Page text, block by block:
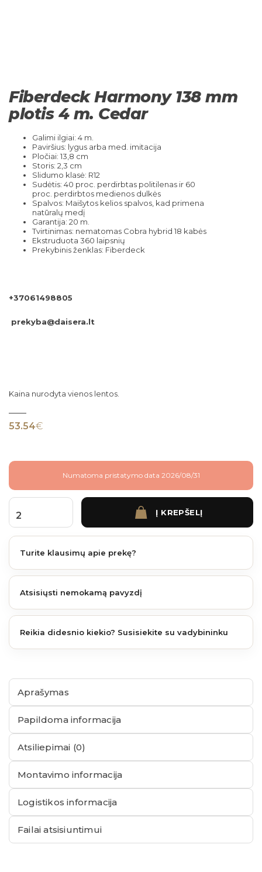
Fiberdeck Harmony 138 mm
plotis 4 m. Cedar
Galimi ilgiai: 4 m.
Paviršius: lygus arba med. imitacija
Pločiai: 13,8 cm
Storis: 2,3 cm
Slidumo klasė: R12
Sudėtis: 40 proc. perdirbtas politilenas ir 60
proc. perdirbtos medienos dulkės
Spalvos: Maišytos kelios spalvos, kad primena
natūralų medį
Garantija: 20 m.
Tvirtinimas: nematomas Cobra hybrid 18 kabės
Ekstruduota 360 laipsnių
Prekybinis ženklas: Fiberdeck
+37061498805
prekyba@daisera.lt
Kaina nurodyta vienos lentos.
53.54€
Numatoma pristatymo data 2026/08/31
produkto kiekis: Fiberdeck Harmony 138 mm plotis 4 m. Cedar
Į KREPŠELĮ
Turite klausimų apie prekę?
Atsisiųsti nemokamą pavyzdį
Reikia didesnio kiekio? Susisiekite su vadybininku
Aprašymas
Papildoma informacija
Atsiliepimai (0)
Montavimo informacija
Logistikos informacija
Failai atsisiuntimui